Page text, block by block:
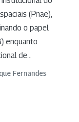
(Pnae),
o papel
enquanto
de...
Fernandes